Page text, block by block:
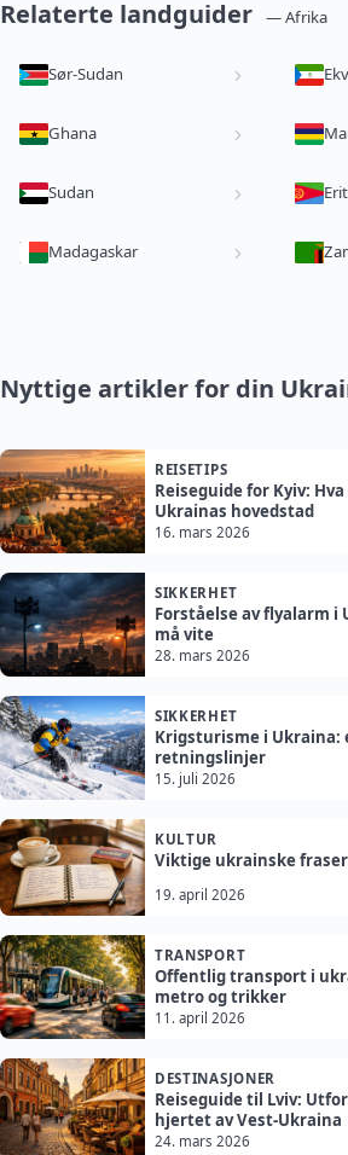
Relaterte landguider — Afrika
Sør-Sudan
Ghana
Sudan
Madagaskar
Nyttige artikler for din
REISETIPS
Reiseguide for Kyiv:
Ukrainas hovedstad
16. mars 2026
SIKKERHET
Forståelse av flyalarm i
må vite
28. mars 2026
SIKKERHET
Krigsturisme i Ukraina:
retningslinjer
15. juli 2026
KULTUR
Viktige ukrainske
19. april 2026
TRANSPORT
Offentlig transport i
metro og trikker
11. april 2026
DESTINASJONER
Reiseguide til Lviv:
hjertet av Vest-Ukraina
24. mars 2026